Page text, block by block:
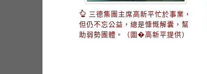
三德集團主席高新平忙於事業，
但仍不忘公益，總是慷慨解囊，幫
助弱勢團體。（圖�高新平提供）